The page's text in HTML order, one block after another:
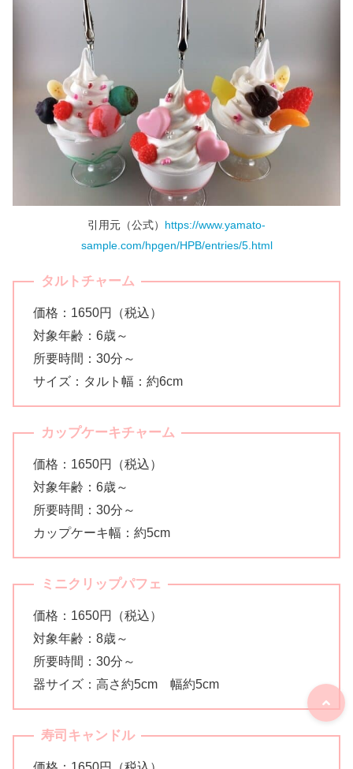
引用元（公式） https://www.yamato-
sample.com/hpgen/HPB/entries/5.html
タルトチャーム
価格：1650円（税込）
対象年齢：6歳～
所要時間：30分～
サイズ：タルト幅：約6cm
カップケーキチャーム
価格：1650円（税込）
対象年齢：6歳～
所要時間：30分～
カップケーキ幅：約5cm
ミニクリップパフェ
価格：1650円（税込）
対象年齢：8歳～
所要時間：30分～
器サイズ：高さ約5cm 幅約5cm
寿司キャンドル